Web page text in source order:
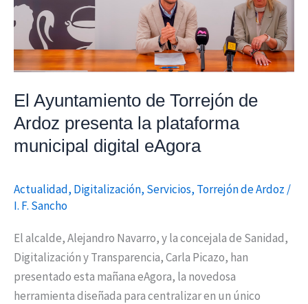
El Ayuntamiento de Torrejón de
Ardoz presenta la plataforma
municipal digital eAgora
Actualidad, Digitalización, Servicios, Torrejón de Ardoz /
I. F. Sancho
El alcalde, Alejandro Navarro, y la concejala de Sanidad,
Digitalización y Transparencia, Carla Picazo, han
presentado esta mañana eAgora, la novedosa
herramienta diseñada para centralizar en un único
plataforma
municipal
digital
eAgora